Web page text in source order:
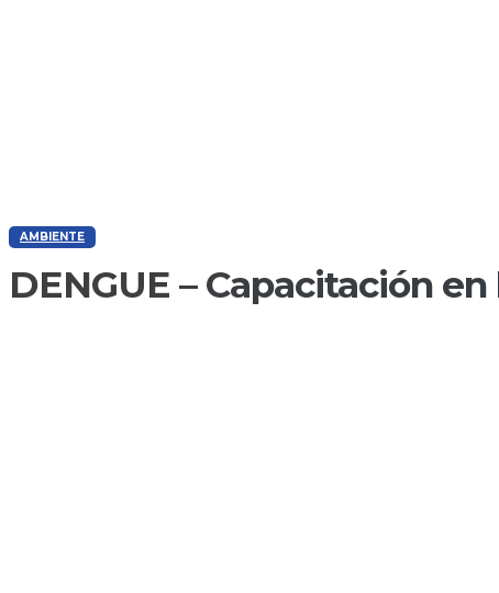
AMBIENTE
DENGUE – Capacitación